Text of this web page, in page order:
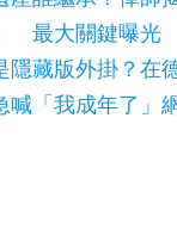
最大關鍵曝光
隱藏版外掛？在
「我成年了」